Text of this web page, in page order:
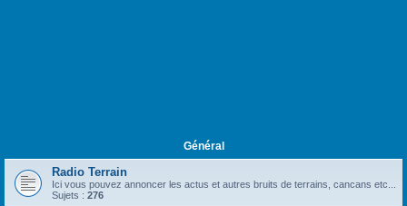
Général
Radio Terrain
Ici vous pouvez annoncer les actus et autres bruits de terrains, cancans etc...
Sujets : 276